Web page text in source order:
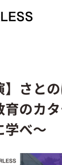
ついて
組み
ジネス
】さと
育のカ
学べ～